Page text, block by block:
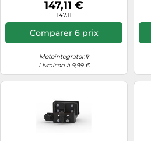
147,11 €
147.11
Comparer 6 prix
Motointegrator.fr
Livraison à 9,99 €